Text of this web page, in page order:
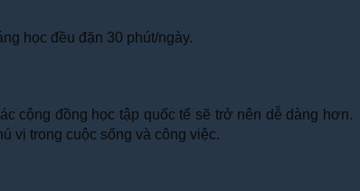
học đều đặn 30 phút/ngày.
cộng đồng học tập quốc tế sẽ trở nên dễ dàng hơn.
vị trong cuộc sống và công việc.